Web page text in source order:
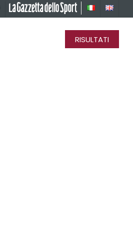
La Gazzetta dello Sport
RISULTATI